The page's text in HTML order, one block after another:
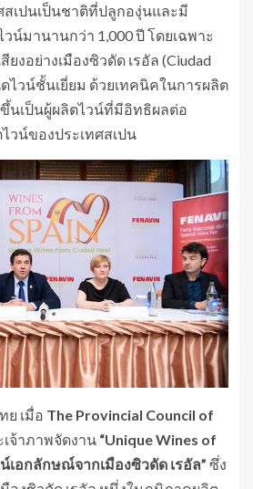
สเปนเป็นชาติที่ปลูกองุ่นและมี
น์มานานกว่า 1,000 ปี โดยเฉพาะ
งอย่างเมืองซิวดัด เรอัล (Ciudad
ไวน์ชั้นเยี่ยม ด้วยเทคนิคในการผลิต
นเป็นผู้ผลิตไวน์ที่มีอิทธิผลต่อ
วน์ของประเทศสเปน
ย เมื่อ The Provincial Council of
จ้าภาพจัดงาน “Unique Wines of
น์เอกลักษณ์จากเมืองซิวดัด เรอัล” ซึ่ง